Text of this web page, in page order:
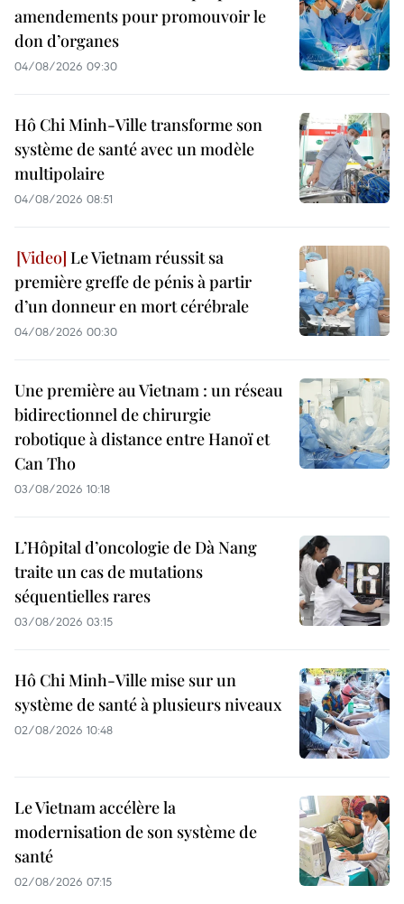
amendements pour promouvoir le
don d’organes
04/08/2026 09:30
Hô Chi Minh-Ville transforme son
système de santé avec un modèle
multipolaire
04/08/2026 08:51
Le Vietnam réussit sa
première greffe de pénis à partir
d’un donneur en mort cérébrale
04/08/2026 00:30
Une première au Vietnam : un réseau
bidirectionnel de chirurgie
robotique à distance entre Hanoï et
Can Tho
03/08/2026 10:18
L’Hôpital d’oncologie de Dà Nang
traite un cas de mutations
séquentielles rares
03/08/2026 03:15
Hô Chi Minh-Ville mise sur un
système de santé à plusieurs niveaux
02/08/2026 10:48
Le Vietnam accélère la
modernisation de son système de
santé
02/08/2026 07:15